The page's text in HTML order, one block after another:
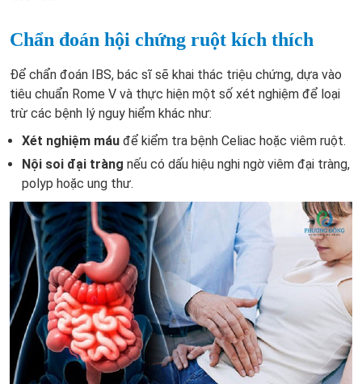
Chẩn đoán hội chứng ruột kích thích
Để chẩn đoán IBS, bác sĩ sẽ khai thác triệu chứng, dựa vào
tiêu chuẩn Rome V và thực hiện một số xét nghiệm để loại
trừ các bệnh lý nguy hiểm khác như:
Xét nghiệm máu để kiểm tra bệnh Celiac hoặc viêm ruột.
Nội soi đại tràng nếu có dấu hiệu nghi ngờ viêm đại tràng,
polyp hoặc ung thư.